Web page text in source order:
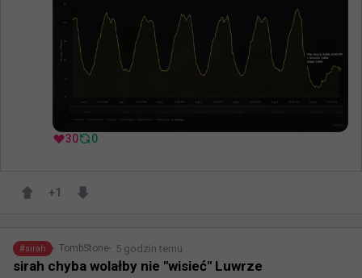
30 0
+1
#sirah TombStone 5 godzin temu
sirah chyba wolałby nie "wisieć" Luwrze